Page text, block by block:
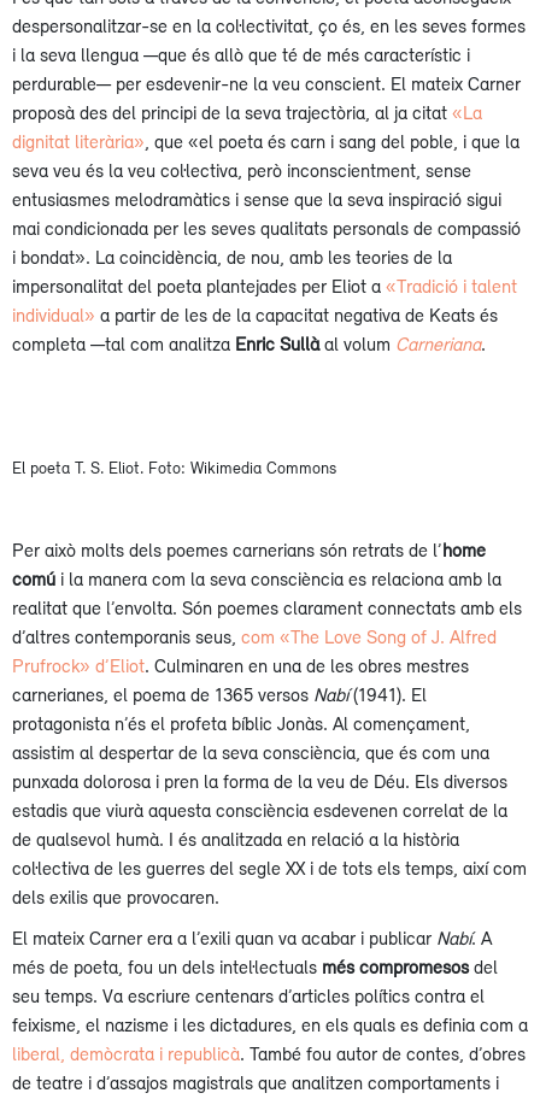
despersonalitzar-se en la col·lectivitat, ço és, en les seves formes
i la seva llengua —que és allò que té de més característic i
perdurable— per esdevenir-ne la veu conscient. El mateix Carner
proposà des del principi de la seva trajectòria, al ja citat «La
dignitat literària» , que «el poeta és carn i sang del poble, i que la
seva veu és la veu col·lectiva, però inconscientment, sense
entusiasmes melodramàtics i sense que la seva inspiració sigui
mai condicionada per les seves qualitats personals de compassió
i bondat». La coincidència, de nou, amb les teories de la
impersonalitat del poeta plantejades per Eliot a «Tradició i talent
individual» a partir de les de la capacitat negativa de Keats és
completa —tal com analitza Enric Sullàal volum Carneriana.
El poeta T. S. Eliot. Foto: Wikimedia Commons
Per això molts dels poemes carnerians són retrats de l’home
comú i la manera com la seva consciència es relaciona amb la
realitat que l’envolta. Són poemes clarament connectats amb els
d’altres contemporanis seus, com «The Love Song of J. Alfred
Prufrock» d’Eliot. Culminaren en una de les obres mestres
carnerianes, el poema de 1365 versos Nabí(1941). El
protagonista n’és el profeta bíblic Jonàs. Al començament,
assistim al despertar de la seva consciència, que és com una
punxada dolorosa i pren la forma de la veu de Déu. Els diversos
estadis que viurà aquesta consciència esdevenen correlat de la
de qualsevol humà. I és analitzada en relació a la història
col·lectiva de les guerres del segle XX i de tots els temps, així com
dels exilis que provocaren.
El mateix Carner era a l’exili quan va acabar i publicar Nabí. A
més de poeta, fou un dels intel·lectuals més compromesosdel
seu temps. Va escriure centenars d’articles polítics contra el
feixisme, el nazisme i les dictadures, en els quals es definia com a
liberal, demòcrata i republicà. També fou autor de contes, d’obres
de teatre i d’assajos magistrals que analitzen comportaments i